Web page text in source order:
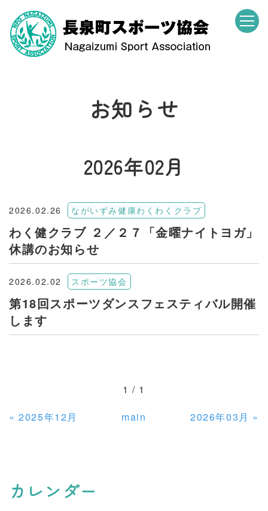
お知らせ
2026年02月
2026.02.26 ながいずみ健康わくわくクラブ
わく健クラブ ２／２７「金曜ナイトヨガ」
休講のお知らせ
2026.02.02 スポーツ協会
第18回スポーツダンスフェスティバル開催
します
1 / 1
«2025年12月 main 2026年03月 »
カレンダー